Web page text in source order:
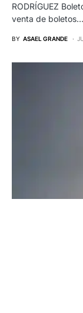
RODRÍGUEZ
venta de boletos…
BY ASAEL GRANDE